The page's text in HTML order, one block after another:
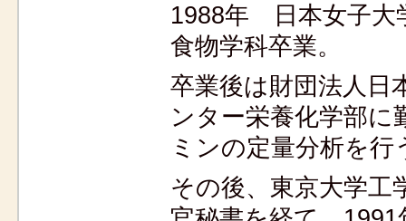
1988年 日本女子大
食物学科卒業。
卒業後は財団法人日
ンター栄養化学部に
ミンの定量分析を行
その後、東京大学工